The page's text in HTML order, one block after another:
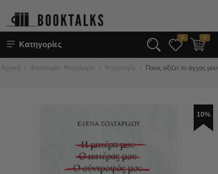
Κατηγορίες
0 0
Αρχική / Φιλοσοφία- Ψυχολογία / Ψυχολογία / Ποιος αξίζει το άγχος
10%